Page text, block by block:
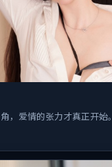
，爱情的张力才真正开始。